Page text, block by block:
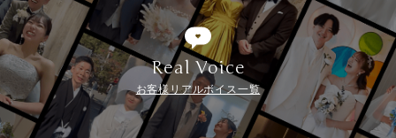
Real Voice
お客様リアルボイス一覧